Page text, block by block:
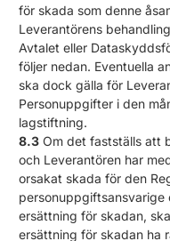
för skada som denne
Leverantörens
Avtalet eller
följer nedan. Eventuella
ska dock gälla för
Personuppgifter i den
lagstiftning.
8.3 Om det fastställs att
och Leverantören har
orsakat skada för den
personuppgiftsansvarige
ersättning för skadan,
ersättning för skadan ha